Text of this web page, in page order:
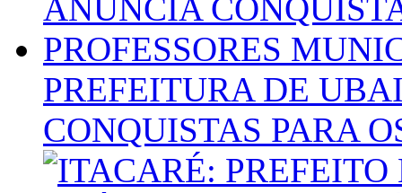
PREFEITURA DE
CONQUISTAS PARA